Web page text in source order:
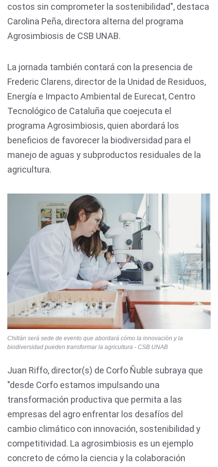
costos sin comprometer la sostenibilidad", destaca
Carolina Peña, directora alterna del programa
Agrosimbiosis de CSB UNAB.
La jornada también contará con la presencia de
Frederic Clarens, director de la Unidad de Residuos,
Energía e Impacto Ambiental de Eurecat, Centro
Tecnológico de Cataluña que coejecuta el
programa Agrosimbiosis, quien abordará los
beneficios de favorecer la biodiversidad para el
manejo de aguas y subproductos residuales de la
agricultura.
Chillán será sede de evento que abordará cómo la innovación y la
biodiversidad pueden transformar la agricultura - CSB UNAB
Juan Riffo, director(s) de Corfo Ñuble subraya que
"desde Corfo estamos impulsando una
transformación productiva que permita a las
empresas del agro enfrentar los desafíos del
cambio climático con innovación, sostenibilidad y
competitividad. La agrosimbiosis es un ejemplo
concreto de cómo la ciencia y la colaboración